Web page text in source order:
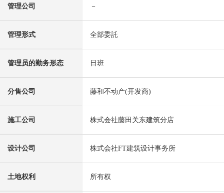
管理公司 －
管理形式 全部委託
管理员的勤务形态 日班
分售公司 藤和不动产(开发商)
施工公司 株式会社藤田关东建筑分店
设计公司 株式会社FT建筑设计事务所
土地权利 所有权